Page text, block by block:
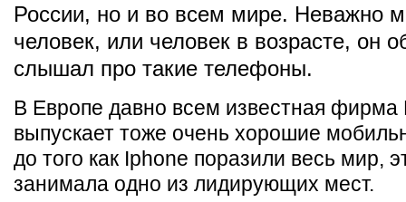
России, но и во всем мире. Неважно
человек, или человек в возрасте, он
слышал про такие телефоны.
В Европе давно всем известная фирма
выпускает тоже очень хорошие
до того как Iphone поразили весь мир,
занимала одно из лидирующих мест.